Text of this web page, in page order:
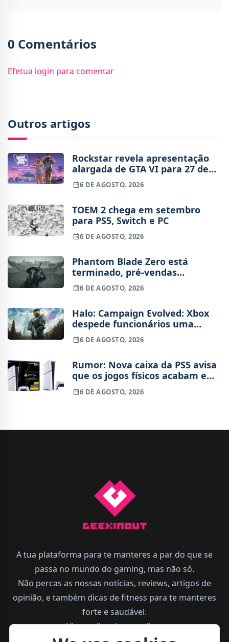
0 Comentários
Efetua login para comentar
Outros artigos
Rockstar revela apresentação
alargada de GTA VI para 27 de
agosto
6 DE AGOSTO, 2026
TOEM 2 chega em setembro
para PS5, Switch e PC
6 DE AGOSTO, 2026
Phantom Blade Zero está
terminado, pré-vendas
começam na próxima semana
6 DE AGOSTO, 2026
Halo: Campaign Evolved: Xbox
despede funcionários uma
semana após o lançamento
6 DE AGOSTO, 2026
Rumor: Nova caixa da PS5 avisa
que os jogos físicos acabam em
2028
6 DE AGOSTO, 2026
A tua plataforma para te manteres a par do que se
passa no mundo do gaming, mas não só.
Não percas as nossas notícias, reviews, artigos de
opinião, e também dicas de fitness para te manteres
forte e saudável.
Vive melhor, joga melhor.